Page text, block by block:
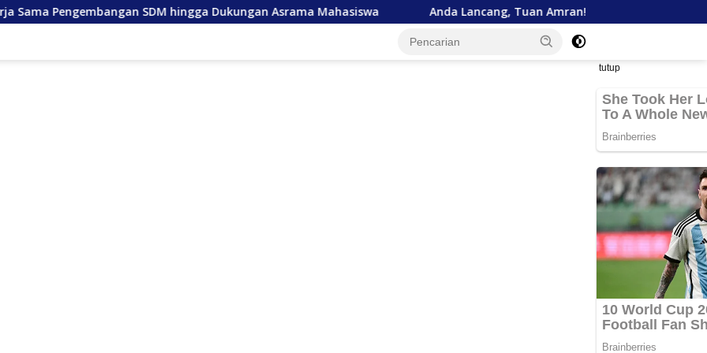
SDM hingga Dukungan Asrama Mahasiswa Anda Lancang, Tuan Amran! Bank Aceh Tegaskan
tutup